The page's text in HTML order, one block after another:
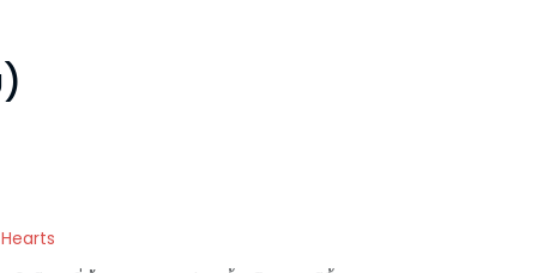
Hearts